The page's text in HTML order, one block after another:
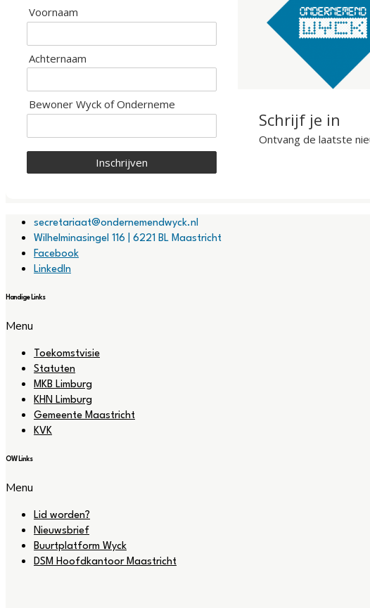
Voornaam
Achternaam
Bewoner Wyck of Onderneme
Inschrijven
Schrijf je in
Ontvang de laatste
secretariaat@ondernemendwyck.nl
Wilhelminasingel 116 | 6221 BL Maastricht
Facebook
LinkedIn
Handige Links
Menu
Toekomstvisie
Statuten
MKB Limburg
KHN Limburg
Gemeente Maastricht
KVK
OW Links
Menu
Lid worden?
Nieuwsbrief
Buurtplatform Wyck
DSM Hoofdkantoor Maastricht